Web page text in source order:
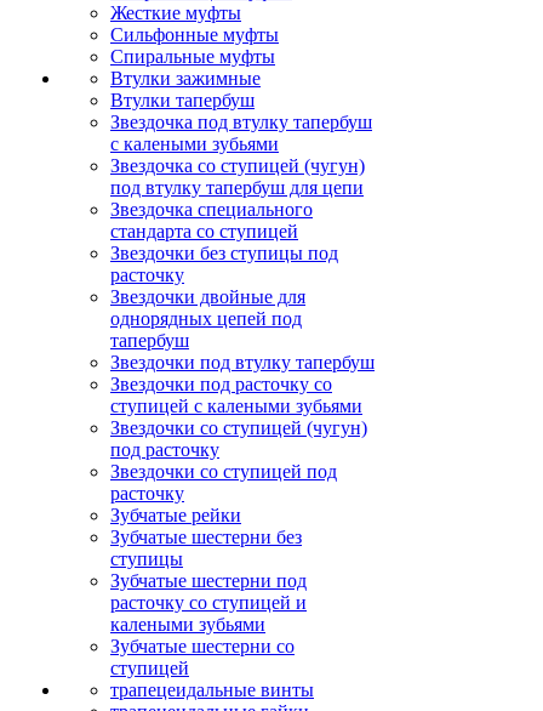
Жесткие муфты
Сильфонные муфты
Спиральные муфты
Втулки зажимные
Втулки тапербуш
Звездочка под втулку тапербуш
c калеными зубьями
Звездочка со ступицей (чугун)
под втулку тапербуш для цепи
Звездочка специального
стандарта со ступицей
Звездочки без ступицы под
расточку
Звездочки двойные для
однорядных цепей под
тапербуш
Звездочки под втулку тапербуш
Звездочки под расточку со
ступицей с калеными зубьями
Звездочки со ступицей (чугун)
под расточку
Звездочки со ступицей под
расточку
Зубчатые рейки
Зубчатые шестерни без
ступицы
Зубчатые шестерни под
расточку со ступицей и
калеными зубьями
Зубчатые шестерни со
ступицей
трапецеидальные винты